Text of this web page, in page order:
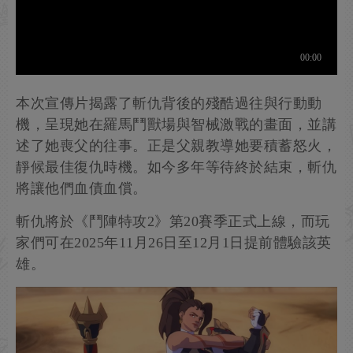
本次宣傳片揭露了斬仇背後的殘酷過往與行動動
機，呈現她在羅馬鬥獸場與智械激戰的畫面，並講
述了她喪父的往事。正是父親教導她要積蓄怒火，
靜候最佳復仇時機。如今多年等待終於結束，斬仇
將讓他們血債血償。
斬仇將於《鬥陣特攻2》第20賽季正式上線，而玩
家們可在2025年11月26日至12月1日提前體驗該英
雄。